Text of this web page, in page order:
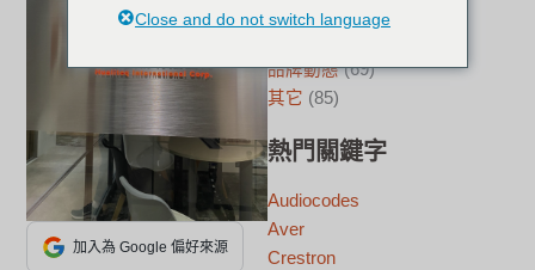
加入為 Google 偏好來源
成功案例
品牌動態(69)
其它 (85)
熱門關鍵字
Audiocodes
Aver
Crestron
Close and do not switch language